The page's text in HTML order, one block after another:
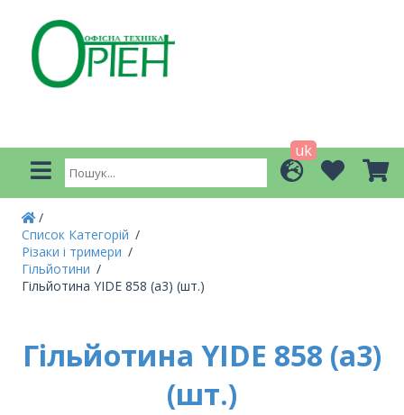
uk
Список Категорій
Різаки і тримери
Гільйотини
Гільйотина YIDE 858 (а3) (шт.)
Гільйотина YIDE 858 (а3)
(шт.)